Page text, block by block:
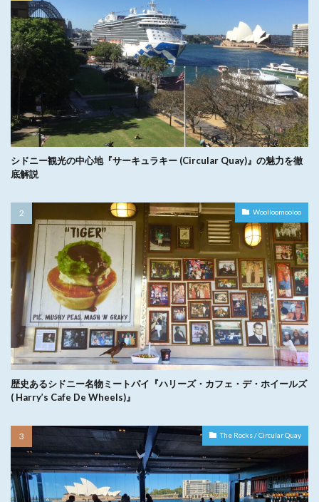
シドニー観光の中心地『サーキュラキー (Circular Quay)』の魅力を徹
底解説
Woolloomooloo
歴史あるシドニー名物ミートパイ『ハリーズ・カフェ・デ・ホイールズ
( Harry’s Cafe De Wheels)』
The Rocks / Circular Quay